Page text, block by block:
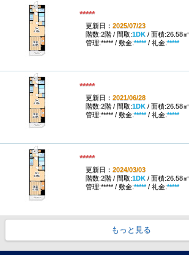
*****
更新日： 2025/07/23
階数:2階 / 間取:1DK/ 面積:26.58㎡
管理:***** / 敷金:*****/ 礼金:*****
*****
更新日： 2021/06/28
階数:2階 / 間取:1DK/ 面積:26.58㎡
管理:***** / 敷金:*****/ 礼金:*****
*****
更新日： 2024/03/03
階数:2階 / 間取:1DK/ 面積:26.58㎡
管理:***** / 敷金:*****/ 礼金:*****
もっと見る